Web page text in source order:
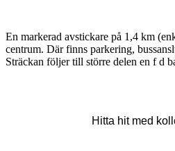
En markerad avstickare på 1,4 km
centrum. Där finns parkering,
Sträckan följer till större delen en f d
Hitta hit med